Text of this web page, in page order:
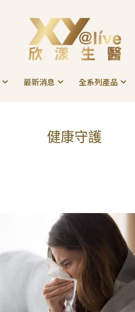
最新消息 全系列產品
最新消息 全系列產品
健康守護